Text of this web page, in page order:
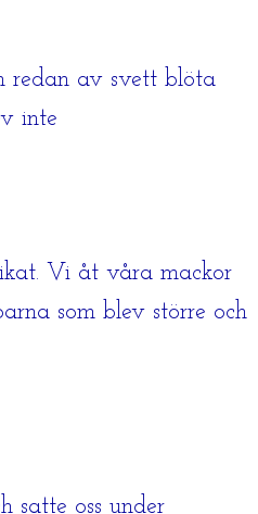
redan av svett blöta
inte
Vi åt våra mackor
som blev större och
satte oss under